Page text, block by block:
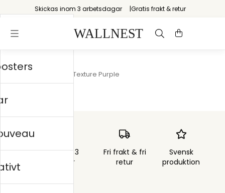
Skickas inom 3 arbetsdagar Gratis frakt & retur
Grunge Texture Purple
Skickas inom 3
arbetsdagar
Fri frakt & fri
retur
Svensk
produktion